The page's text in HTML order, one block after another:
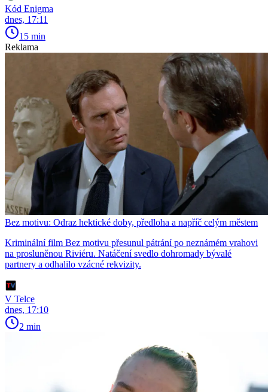
Kód Enigma
dnes, 17:11
15 min
Reklama
Bez motivu: Odraz hektické doby, předloha a napříč celým městem
Kriminální film Bez motivu přesunul pátrání po neznámém vrahovi
na prosluněnou Riviéru. Natáčení svedlo dohromady bývalé
partnery a odhalilo vzácné rekvizity.
V Telce
dnes, 17:10
2 min